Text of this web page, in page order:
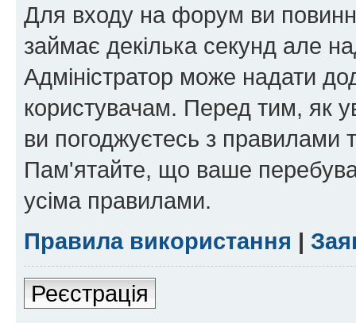
Для входу на форум ви
займає декілька секунд але
Адміністратор може надати
користувачам. Перед тим, як
ви погоджуєтесь з правилами
Пам'ятайте, що ваше
усіма правилами.
Правила використання |
Реєстрація